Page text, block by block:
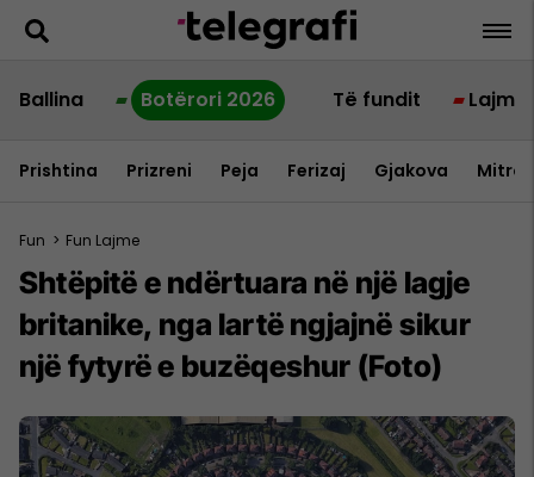
Ballina Botërori 2026 Të fundit Lajme
Prishtina Prizreni Peja Ferizaj Gjakova
Fun > Fun Lajme
Shtëpitë e ndërtuara në një lagje
britanike, nga lartë ngjajnë sikur
një fytyrë e buzëqeshur (Foto)